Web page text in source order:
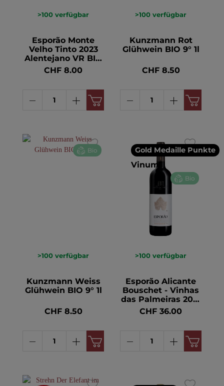
>100 verfügbar
Esporão Monte
Velho Tinto 2023
Alentejano VR BIO
13.5° 75cl
CHF 8.00
>100 verfügbar
Kunzmann Rot
Glühwein BIO 9° 1l
CHF 8.50
Bio
>100 verfügbar
Kunzmann Weiss
Glühwein BIO 9° 1l
CHF 8.50
Gold Medaille Punkte
Vinum
Bio
>100 verfügbar
Esporão Alicante
Bouschet - Vinhas
das Palmeiras 2015
Alentejo DOC BIO
14.5° 75cl
CHF 36.00